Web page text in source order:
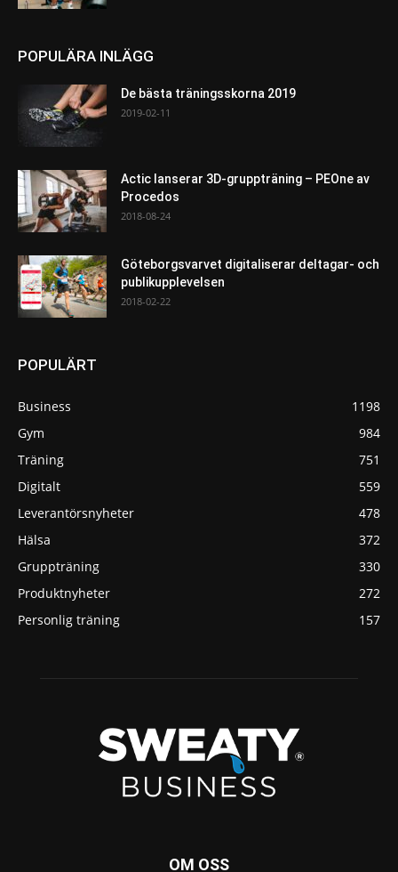
POPULÄRA INLÄGG
De bästa träningsskorna 2019
2019-02-11
Actic lanserar 3D-gruppträning – PEOne av
Procedos
2018-08-24
Göteborgsvarvet digitaliserar deltagar- och
publikupplevelsen
2018-02-22
POPULÄRT
Business
1198
Gym
984
Träning
751
Digitalt
559
Leverantörsnyheter
478
Hälsa
372
Gruppträning
330
Produktnyheter
272
Personlig träning
157
OM OSS